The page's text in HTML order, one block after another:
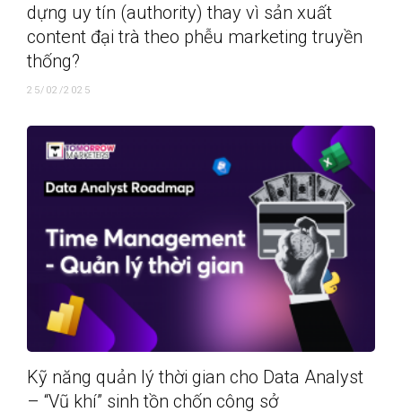
dựng uy tín (authority) thay vì sản xuất
content đại trà theo phễu marketing truyền
thống?
25/02/2025
Kỹ năng quản lý thời gian cho Data Analyst
– “Vũ khí” sinh tồn chốn công sở